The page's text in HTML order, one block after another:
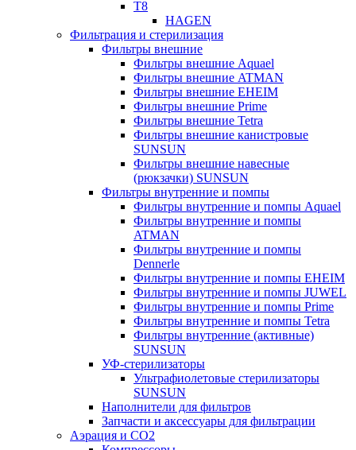
T8
HAGEN
Фильтрация и стерилизация
Фильтры внешние
Фильтры внешние Aquael
Фильтры внешние ATMAN
Фильтры внешние EHEIM
Фильтры внешние Prime
Фильтры внешние Tetra
Фильтры внешние канистровые
SUNSUN
Фильтры внешние навесные
(рюкзачки) SUNSUN
Фильтры внутренние и помпы
Фильтры внутренние и помпы Aquael
Фильтры внутренние и помпы
ATMAN
Фильтры внутренние и помпы
Dennerle
Фильтры внутренние и помпы EHEIM
Фильтры внутренние и помпы JUWEL
Фильтры внутренние и помпы Prime
Фильтры внутренние и помпы Tetra
Фильтры внутренние (активные)
SUNSUN
УФ-стерилизаторы
Ультрафиолетовые стерилизаторы
SUNSUN
Наполнители для фильтров
Запчасти и аксессуары для фильтрации
Аэрация и CO2